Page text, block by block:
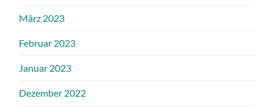
März 2023
Februar 2023
Januar 2023
Dezember 2022